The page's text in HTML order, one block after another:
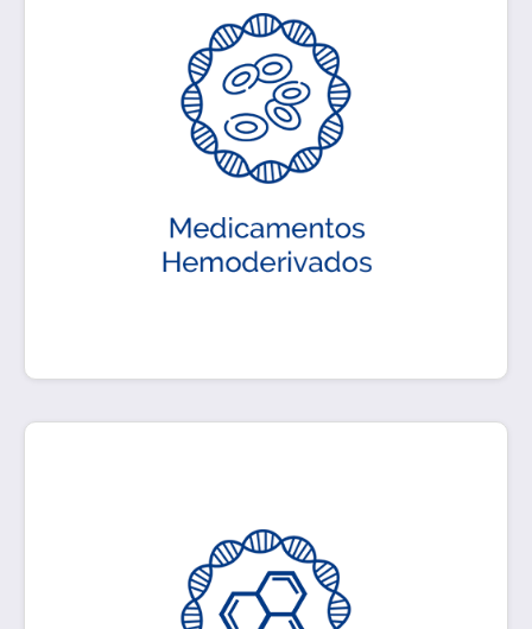
Medicamentos preparados industrialmente a
partir de constituyentes sanguíneos.
Generalmente son moléculas que sustituyen o
complementan a las del paciente. Destacan la
albúmina, los factores de coagulación e
inmunoglobulinas de origen humano, que
patologías.
Moléculas grandes y complejas producidas a
partir de organismos vivos. Son diferentes a los